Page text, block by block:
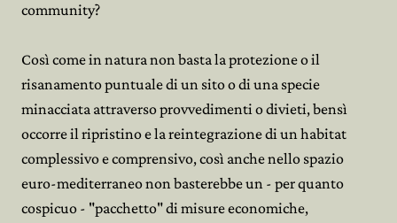
community?
Così come in natura non basta la protezione o il
risanamento puntuale di un sito o di una specie
minacciata attraverso provvedimenti o divieti, bensì
occorre il ripristino e la reintegrazione di un habitat
complessivo e comprensivo, così anche nello spazio
euro-mediterraneo non basterebbe un - per quanto
cospicuo - "pacchetto" di misure economiche,